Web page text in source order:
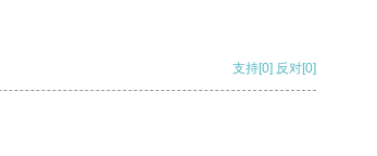
支持[0] 反对[0]